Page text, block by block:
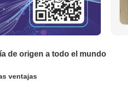
de origen a todo el mundo
ventajas